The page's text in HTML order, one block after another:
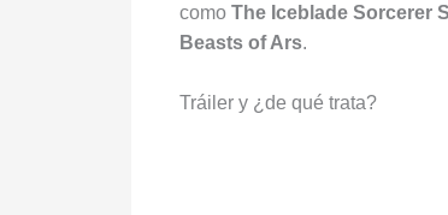
como The Iceblade Sorcerer
Beasts of Ars.
Tráiler y ¿de qué trata?